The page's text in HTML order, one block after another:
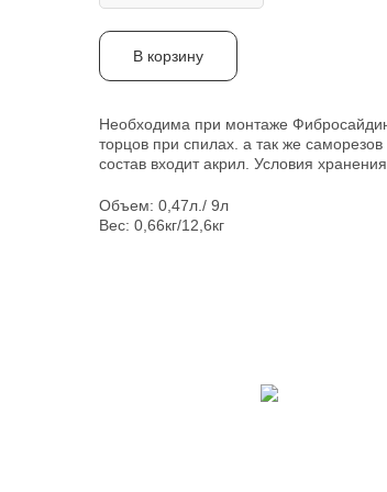
В корзину
Необходима при монтаже
торцов при спилах. а так же
состав входит акрил. Условия
Объем: 0,47л./ 9л
Вес: 0,66кг/12,6кг